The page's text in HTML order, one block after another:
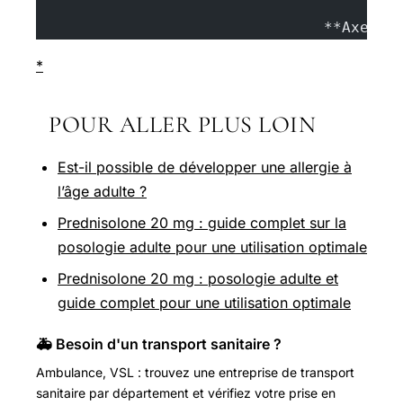
**Axel
*
POUR ALLER PLUS LOIN
Est-il possible de développer une allergie à
l’âge adulte ?
Prednisolone 20 mg : guide complet sur la
posologie adulte pour une utilisation optimale
Prednisolone 20 mg : posologie adulte et
guide complet pour une utilisation optimale
🚑 Besoin d'un transport sanitaire ?
Ambulance, VSL : trouvez une entreprise de transport
sanitaire par département et vérifiez votre prise en